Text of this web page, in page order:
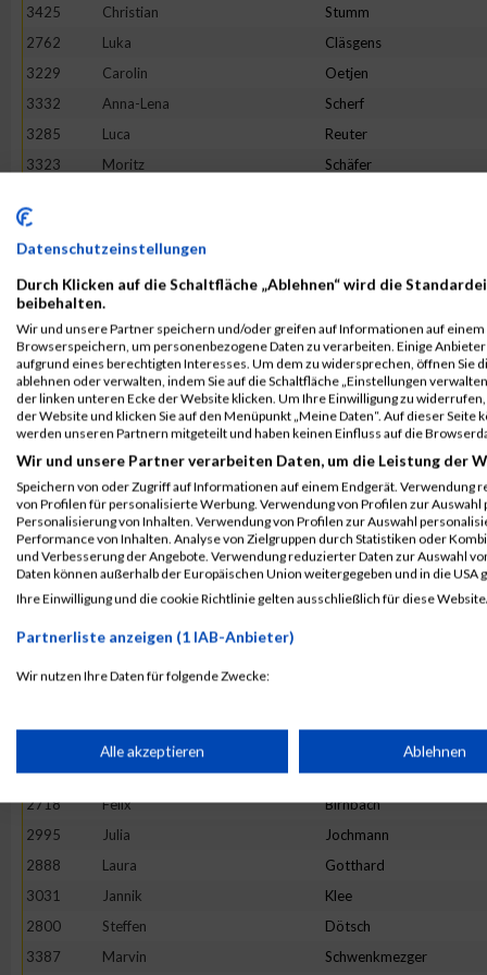
3425
Christian Stumm
2762
Luka Cläsgens
3229
Carolin Oetjen
3332
Anna-Lena Scherf
3285
Luca Reuter
3323
Moritz Schäfer
2850
3513
Petra
3256
Louis Pohle
3465
Maurice Voss
3392
Sonja Siebenborn
3270
Marike Reger
3149
Mario Martini
2656
Mischka Anastasini
3328
Fabian Scheel
2879
Eva Gleis
2897
Lara Grinzoff
2934
Claudius Helf
2676
Ellen
Sascha
3111
Kai Leibisch
2718
Felix Birnbach
2995
Julia Jochmann
2888
Laura Gotthard
3031
Jannik Klee
2800
Steffen Dötsch
3387
Marvin Schwenkmezger
Datenschutzeinstellungen
Durch Klicken auf die Schaltfläche „Ablehnen“ wird die
beibehalten.
Wir und unsere Partner speichern und/oder greifen auf Informationen auf einem
Browserspeichern, um personenbezogene Daten zu verarbeiten. Einige
aufgrund eines berechtigten Interesses. Um dem zu widersprechen, öffnen Sie
ablehnen oder verwalten, indem Sie auf die Schaltfläche „Einstellungen
der linken unteren Ecke der Website klicken. Um Ihre Einwilligung zu
der Website und klicken Sie auf den Menüpunkt „Meine Daten“. Auf dieser
werden unseren Partnern mitgeteilt und haben keinen Einfluss auf die
Wir und unsere Partner verarbeiten Daten, um die Leistung der
Speichern von oder Zugriff auf Informationen auf einem Endgerät. Verwendung
von Profilen für personalisierte Werbung. Verwendung von Profilen zur
Personalisierung von Inhalten. Verwendung von Profilen zur Auswahl
Performance von Inhalten. Analyse von Zielgruppen durch Statistiken oder
und Verbesserung der Angebote. Verwendung reduzierter Daten zur Auswahl
Daten können außerhalb der Europäischen Union weitergegeben und in die USA
Ihre Einwilligung und die cookie Richtlinie gelten ausschließlich für diese
Partnerliste anzeigen (1 IAB-Anbieter)
Wir nutzen Ihre Daten für folgende Zwecke:
Speichern von oder Zugriff auf Informationen auf einem
Verwendung reduzierter Daten zur Auswahl von Werbeanzeigen
Verwendung von Profilen zur Auswahl personalisierter Werbung
Alle akzeptieren Ablehnen